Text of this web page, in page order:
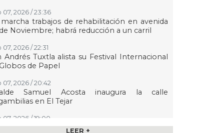
07, 2026 / 23:36
trabajos de rehabilitación en avenida
Noviembre; habrá reducción a un carril
2026 / 22:31
Andrés Tuxtla alista su Festival Internacional
de Papel
07, 2026 / 20:42
Samuel Acosta inaugura la calle
en El Tejar
07, 2026 / 19:00
de 120 elementos de seguridad refuerzan
LEER +